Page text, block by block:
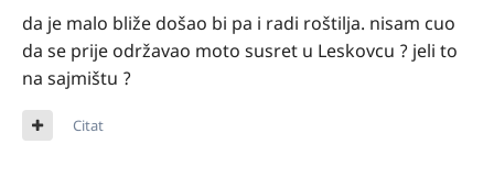
da je malo bliže došao bi pa i radi roštilja. nisam cuo
da se prije održavao moto susret u Leskovcu ? jeli to
na sajmištu ?
Citat